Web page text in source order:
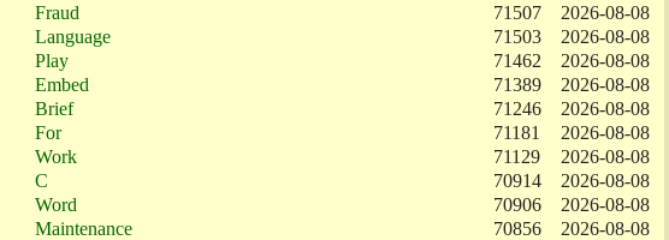
Fraud 71507
2026-08-08
Language 71503
2026-08-08
Play 71462
2026-08-08
Embed 71389
2026-08-08
Brief 71246
2026-08-08
For 71181
2026-08-08
Work 71129
2026-08-08
C 70914
2026-08-08
Word 70906
2026-08-08
Maintenance 70856
2026-08-08